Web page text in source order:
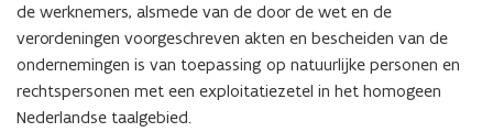
e
s
t
a
n
de werknemers, alsmede van de door de wet en de
verordeningen voorgeschreven akten en bescheiden van de
ondernemingen is van toepassing op natuurlijke personen en
rechtspersonen met een exploitatiezetel in het homogeen
Nederlandse taalgebied.